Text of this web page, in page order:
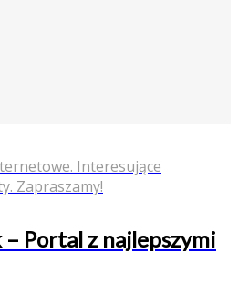
Interesujące
Zapraszamy!
– Portal z najlepszymi